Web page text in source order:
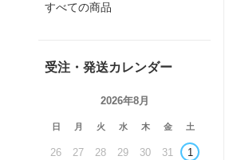
すべての商品
受注・発送カレンダー
2026年8月
日 月 火 水 木 金 土
26 27 28 29 30 31 1